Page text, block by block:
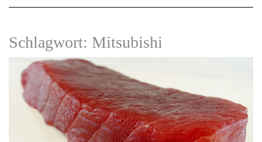
Navigation
Schlagwort: Mitsubishi